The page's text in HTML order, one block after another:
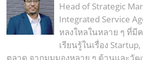
Head of Strategic
Integrated Service
หลงใหลในหลาย ๆ ที่มี
เรียนรู้ในเรื่อง